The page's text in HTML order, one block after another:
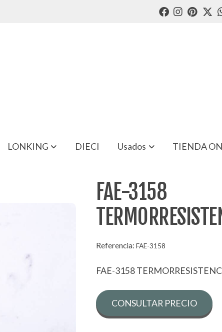
LONKING DIECI Usados TIENDA
FAE-3158
Referencia:FAE-3158
FAE-3158
CONSULTAR PRECIO